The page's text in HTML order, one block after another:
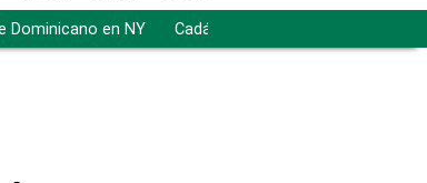
Dominicano en NY Cadáveres en Chicago